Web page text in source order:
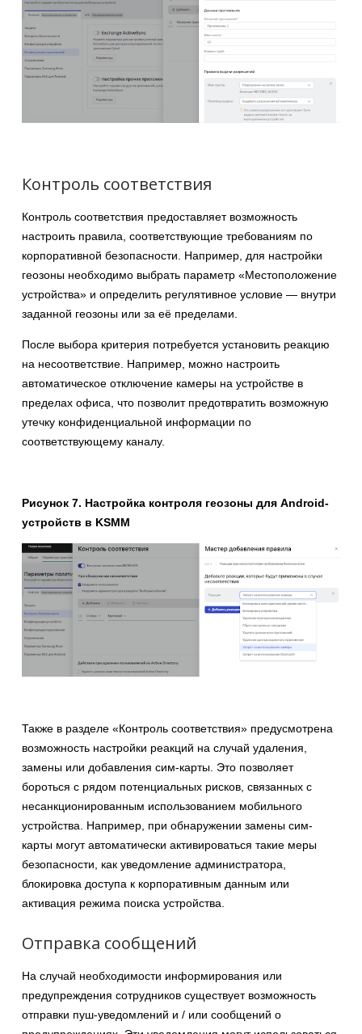
Контроль соответствия
Контроль соответствия предоставляет возможность
настроить правила, соответствующие требованиям по
корпоративной безопасности. Например, для настройки
геозоны необходимо выбрать параметр «Местоположение
устройства» и определить регулятивное условие — внутри
заданной геозоны или за её пределами.
После выбора критерия потребуется установить реакцию
на несоответствие. Например, можно настроить
автоматическое отключение камеры на устройстве в
пределах офиса, что позволит предотвратить возможную
утечку конфиденциальной информации по
соответствующему каналу.
Рисунок 7. Настройка контроля геозоны для Android-
устройств в KSMM
Также в разделе «Контроль соответствия» предусмотрена
возможность настройки реакций на случай удаления,
замены или добавления сим-карты. Это позволяет
бороться с рядом потенциальных рисков, связанных с
несанкционированным использованием мобильного
устройства. Например, при обнаружении замены сим-
карты могут автоматически активироваться такие меры
безопасности, как уведомление администратора,
блокировка доступа к корпоративным данным или
активация режима поиска устройства.
Отправка сообщений
На случай необходимости информирования или
предупреждения сотрудников существует возможность
отправки пуш-уведомлений и / или сообщений о